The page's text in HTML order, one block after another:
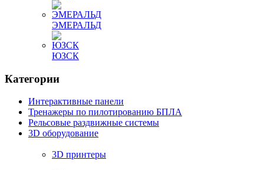
ЭМЕРАЛЬД
ЮЗСК
Категории
Интерактивные панели
Тренажеры по пилотированию БПЛА
Рельсовые раздвижные системы
3D оборудование
3D принтеры